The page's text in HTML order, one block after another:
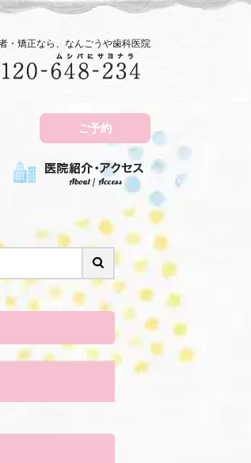
・矯正なら、なんごうや歯科医院
ご予約